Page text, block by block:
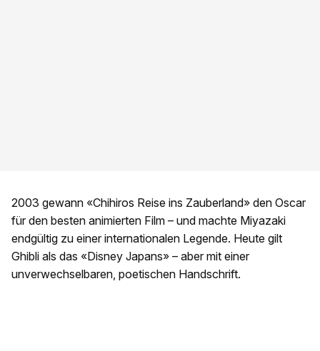
2003 gewann «Chihiros Reise ins Zauberland» den Oscar
für den besten animierten Film – und machte Miyazaki
endgültig zu einer internationalen Legende. Heute gilt
Ghibli als das «Disney Japans» – aber mit einer
unverwechselbaren, poetischen Handschrift.